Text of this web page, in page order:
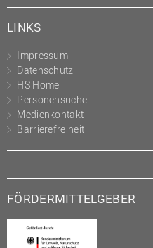
LINKS
Impressum
Datenschutz
HS Home
Personensuche
Medienkontakt
Barrierefreiheit
FÖRDERMITTELGEBER